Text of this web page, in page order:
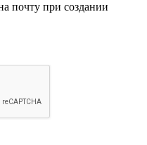
почту при создании